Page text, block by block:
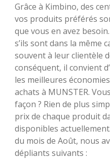
Grâce à Kimbino, des
vos produits préférés
que vous en avez
s’ils sont dans la même
souvent à leur clientèle
conséquent, il convient
les meilleures
achats à MUNSTER.
façon ? Rien de plus
prix de chaque produit
disponibles
du mois de Août, nous
dépliants suivants :